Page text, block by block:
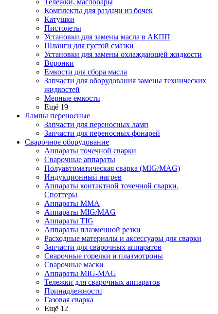
Тележки, маслобары
Комплекты для раздачи из бочек
Катушки
Пистолеты
Установки для замены масла в АКПП
Шланги для густой смазки
Установки для замены охлаждающей жидкости
Воронки
Емкости для сбора масла
Запчасти для оборудования замены технических
жидкостей
Мерные емкости
Ещё 19
Лампы переносные
Запчасти для переносных ламп
Запчасти для переносных фонарей
Сварочное оборудование
Аппараты точечной сварки
Сварочные аппараты
Полуавтоматическая сварка (MIG/MAG)
Индукционный нагрев
Аппараты контактной точечной сварки.
Споттеры
Аппараты MMA
Аппараты MIG/MAG
Аппараты TIG
Аппараты плазменной резки
Расходные материалы и аксессуары для сварки
Запчасти для сварочных аппаратов
Сварочные горелки и плазмотроны
Сварочные маски
Аппараты MIG-MAG
Тележки для сварочных аппаратов
Принадлежности
Газовая сварка
Ещё 12